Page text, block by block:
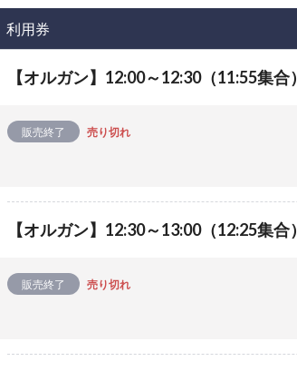
利用券
【オルガン】12:00～12:30（11:55集合）
販売終了 売り切れ
【オルガン】12:30～13:00（12:25集合）
販売終了 売り切れ